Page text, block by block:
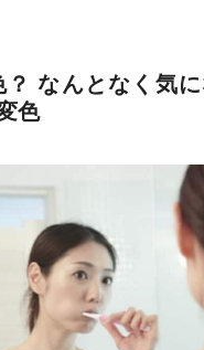
？ なんとなく気
色